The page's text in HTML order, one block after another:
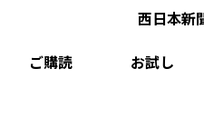
西日本新
ご購読
お試し